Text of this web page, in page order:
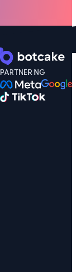
PARTNER NG